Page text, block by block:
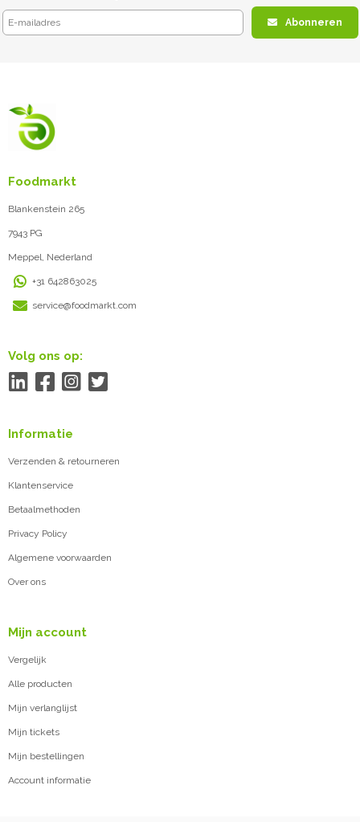
Abonneren
Foodmarkt
Blankenstein 265
7943 PG
Meppel, Nederland
+31 642863025
service@foodmarkt.com
Volg ons op:
Informatie
Verzenden & retourneren
Klantenservice
Betaalmethoden
Privacy Policy
Algemene voorwaarden
Over ons
Mijn account
Vergelijk
Alle producten
Mijn verlanglijst
Mijn tickets
Mijn bestellingen
Account informatie